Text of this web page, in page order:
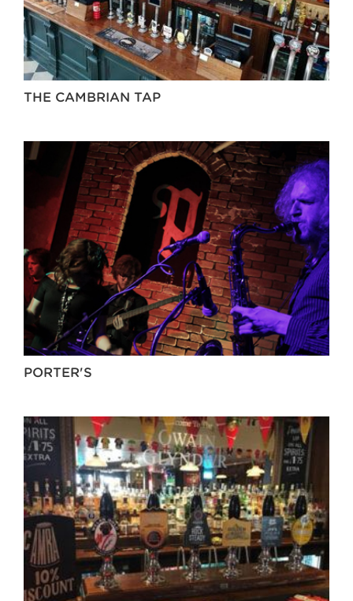
THE CAMBRIAN TAP
PORTER'S